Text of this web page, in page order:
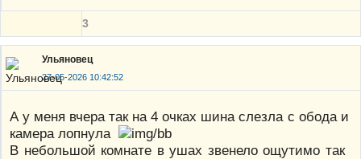
3
Ульяновец
27-05-2026 10:42:52
А у меня вчера так на 4 очках шина слезла с обода и
камера лопнула
В небольшой комнате в ушах звенело ощутимо так